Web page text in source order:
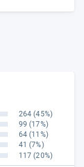
264 (45%)
99 (17%)
64 (11%)
41 (7%)
117 (20%)